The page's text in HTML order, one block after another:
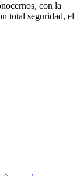
con la
total seguridad, el